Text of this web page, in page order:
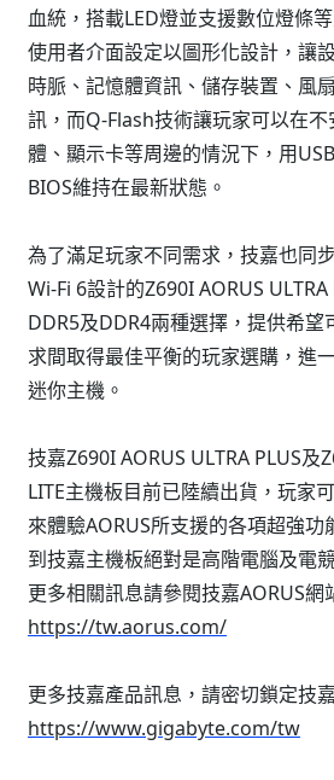
血統，搭載LED燈並支援數位燈條
使用者介面設定以圖形化設計，讓
時脈、記憶體資訊、儲存裝置、風
訊，而Q-Flash技術讓玩家可以在
體、顯示卡等周邊的情況下，用
BIOS維持在最新狀態。
為了滿足玩家不同需求，技嘉也同
Wi-Fi 6設計的Z690I AORUS
DDR5及DDR4兩種選擇，提供希望
求間取得最佳平衡的玩家選購，進
迷你主機。
技嘉Z690I AORUS ULTRA PLUS及
LITE主機板目前已陸續出貨，玩家
來體驗AORUS所支援的各項超強功
到技嘉主機板絕對是高階電腦及電
更多相關訊息請參閱技嘉AORUS網
https://tw.aorus.com/
更多技嘉產品訊息，請密切鎖定技
https://www.gigabyte.com/tw